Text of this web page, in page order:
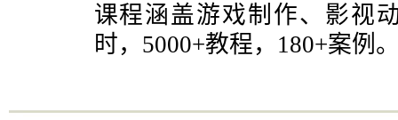
课程涵盖游戏制作、影视
时，5000+教程，180+案例